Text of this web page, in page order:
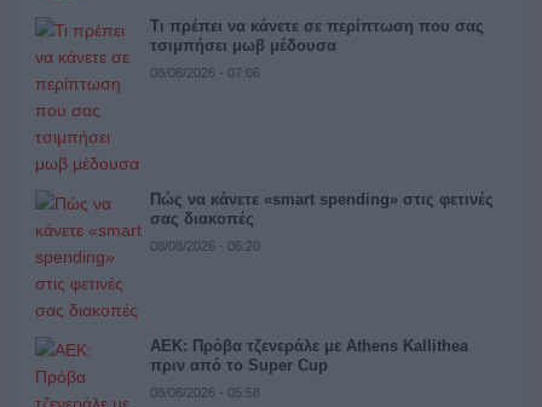
Τι πρέπει να κάνετε σε περίπτωση που σας
τσιμπήσει μωβ μέδουσα
08/08/2026 - 07:06
Πώς να κάνετε «smart spending» στις φετινές
σας διακοπές
08/08/2026 - 06:20
ΑΕΚ: Πρόβα τζενεράλε με Athens Kallithea
πριν από το Super Cup
08/08/2026 - 05:58